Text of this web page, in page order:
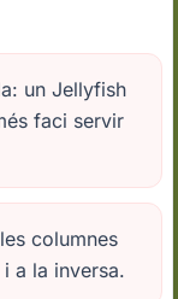
un Jellyfish
faci servir
columnes
a la inversa.